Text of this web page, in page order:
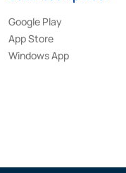
Google Play
App Store
Windows App